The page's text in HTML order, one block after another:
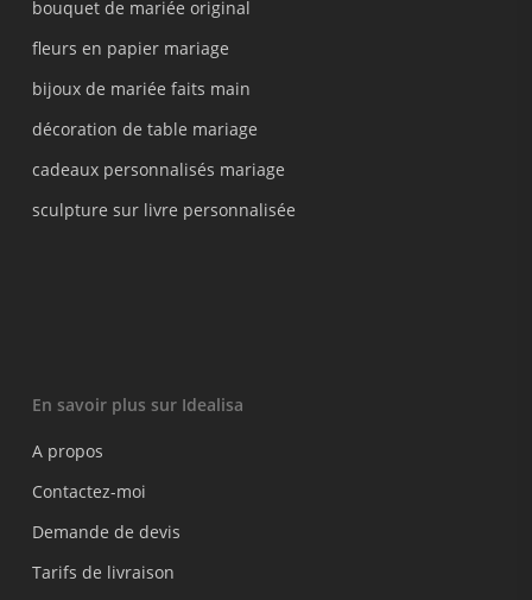
bouquet de mariée original
fleurs en papier mariage
bijoux de mariée faits main
décoration de table mariage
cadeaux personnalisés mariage
sculpture sur livre personnalisée
En savoir plus sur Idealisa
A propos
Contactez-moi
Demande de devis
Tarifs de livraison